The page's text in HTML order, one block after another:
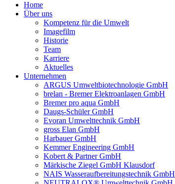
Home
Über uns
Kompetenz für die Umwelt
Imagefilm
Historie
Team
Karriere
Aktuelles
Unternehmen
ARGUS Umweltbiotechnologie GmbH
brelan - Bremer Elektroanlagen GmbH
Bremer pro aqua GmbH
Daugs-Schüler GmbH
Evoran Umwelt­technik GmbH
gross Elan GmbH
Harbauer GmbH
Kemmer Engineering GmbH
Kobert & Partner GmbH
Märkische Ziegel GmbH Klausdorf
NAIS Wasseraufbereitungstechnik GmbH